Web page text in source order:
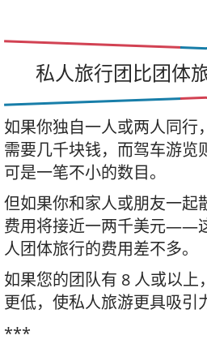
私人旅行团比团体
如果你独自一人或两人同行
需要几千块钱，而驾车游览
可是一笔不小的数目。
但如果你和家人或朋友一起
费用将接近一两千美元——
人团体旅行的费用差不多。
如果您的团队有 8 人或以上
更低，使私人旅游更具吸引
***